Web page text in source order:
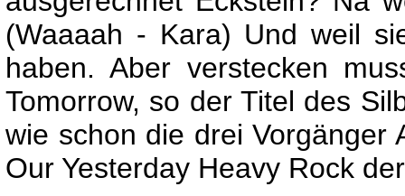
(Waaaah - Kara) Und weil
haben. Aber verstecken
Tomorrow, so der Titel des
wie schon die drei Vorgänger
Our Yesterday Heavy Rock